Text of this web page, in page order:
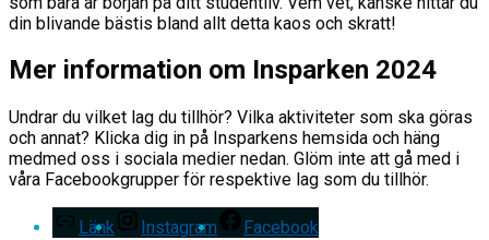
din blivande bästis bland allt detta kaos och skratt!
Mer information om Insparken 2024
Undrar du vilket lag du tillhör? Vilka aktiviteter som ska göras
och annat? Klicka dig in på Insparkens hemsida och häng
medmed oss i sociala medier nedan. Glöm inte att gå med i
våra Facebookgrupper för respektive lag som du tillhör.
Länk Instagram Facebook